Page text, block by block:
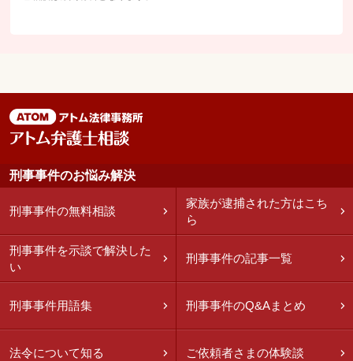
刑事事件のお悩み解決
刑事事件の無料相談
家族が逮捕された方はこち
ら
刑事事件を示談で解決した
い
刑事事件の記事一覧
刑事事件用語集 刑事事件のQ&Aまとめ
法令について知る ご依頼者さまの体験談